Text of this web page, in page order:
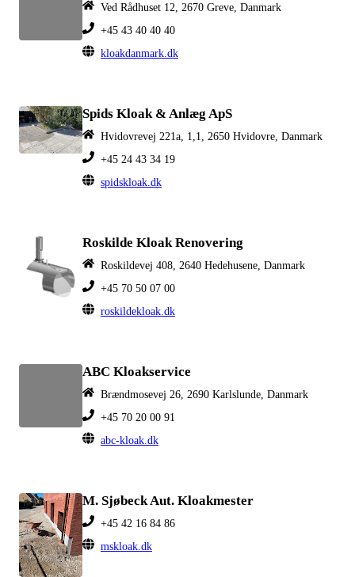
Ved Rådhuset 12, 2670 Greve, Danmark
+45 43 40 40 40
kloakdanmark.dk
Spids Kloak & Anlæg ApS
Hvidovrevej 221a, 1,1, 2650 Hvidovre, Danmark
+45 24 43 34 19
spidskloak.dk
Roskilde Kloak Renovering
Roskildevej 408, 2640 Hedehusene, Danmark
+45 70 50 07 00
roskildekloak.dk
ABC Kloakservice
Brændmosevej 26, 2690 Karlslunde, Danmark
+45 70 20 00 91
abc-kloak.dk
M. Sjøbeck Aut. Kloakmester
+45 42 16 84 86
mskloak.dk